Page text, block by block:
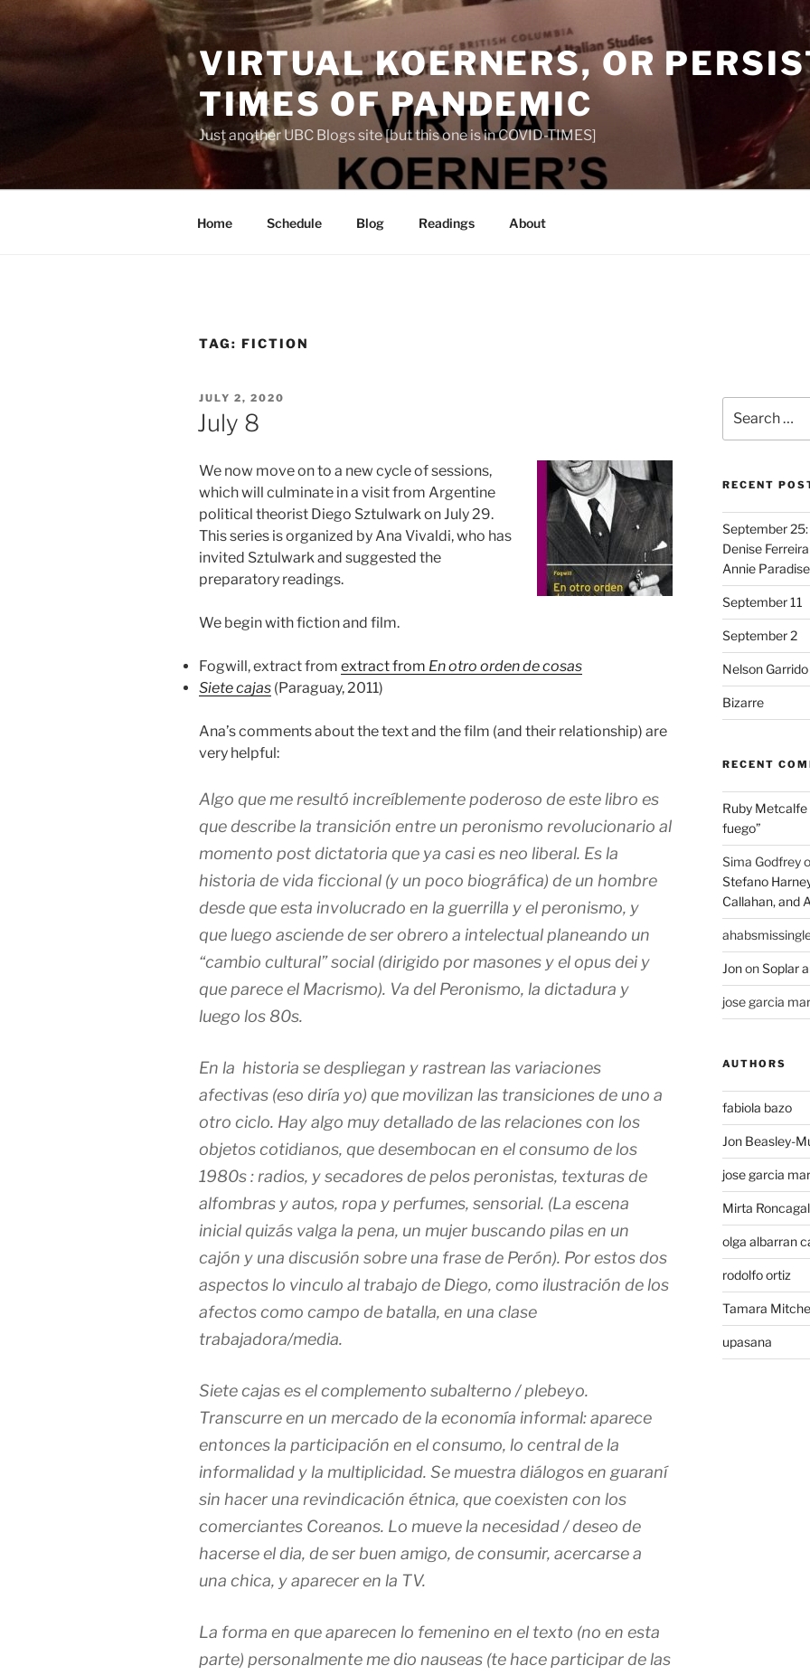
VIRTUAL KOERNERS, OR
TIMES OF PANDEMIC
Just another UBC Blogs site [but this one is in COVID-TIMES]
Home Schedule Blog Readings About
TAG: FICTION
POSTED
ON
JULY 2, 2020
July 8
We now move on to a new cycle of sessions,
which will culminate in a visit from Argentine
political theorist Diego Sztulwark on July 29.
This series is organized by Ana Vivaldi, who has
invited Sztulwark and suggested the
preparatory readings.
We begin with fiction and film.
Fogwill, extract from extract from En otro orden de cosas
Siete cajas (Paraguay, 2011)
Ana’s comments about the text and the film (and their relationship) are
very helpful:
Algo que me resultó increíblemente poderoso de este libro es
que describe la transición entre un peronismo revolucionario al
momento post dictatoria que ya casi es neo liberal. Es la
historia de vida ficcional (y un poco biográfica) de un hombre
desde que esta involucrado en la guerrilla y el peronismo, y
que luego asciende de ser obrero a intelectual planeando un
“cambio cultural” social (dirigido por masones y el opus dei y
que parece el Macrismo). Va del Peronismo, la dictadura y
luego los 80s.
En la historia se despliegan y rastrean las variaciones
afectivas (eso diría yo) que movilizan las transiciones de uno a
otro ciclo. Hay algo muy detallado de las relaciones con los
objetos cotidianos, que desembocan en el consumo de los
1980s : radios, y secadores de pelos peronistas, texturas de
alfombras y autos, ropa y perfumes, sensorial. (La escena
inicial quizás valga la pena, un mujer buscando pilas en un
cajón y una discusión sobre una frase de Perón). Por estos dos
aspectos lo vinculo al trabajo de Diego, como ilustración de los
afectos como campo de batalla, en una clase
trabajadora/media.
Siete cajases el complemento subalterno / plebeyo.
Transcurre en un mercado de la economía informal: aparece
entonces la participación en el consumo, lo central de la
informalidad y la multiplicidad. Se muestra diálogos en guaraní
sin hacer una revindicación étnica, que coexisten con los
comerciantes Coreanos. Lo mueve la necesidad / deseo de
hacerse el dia, de ser buen amigo, de consumir, acercarse a
una chica, y aparecer en la TV.
La forma en que aparecen lo femenino en el texto (no en esta
parte) personalmente me dio nauseas (te hace participar de las
for:
RECENT
September
Denise
Annie Paradise
September 11
September 2
Nelson Garrido
Bizarre
RECENT
Ruby Metcalfe
fuego”
Sima Godfrey
Stefano
Callahan, and
JononSoplar
jose garcia
AUTHORS
fabiola bazo
Jon Beasley-
jose garcia
Mirta
olga albarran
rodolfo ortiz
Tamara
upasana